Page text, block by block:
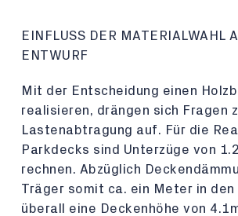
EINFLUSS DER MATERIALWAHL
ENTWURF
Mit der Entscheidung einen
realisieren, drängen sich Fragen
Lastenabtragung auf. Für die
Parkdecks sind Unterzüge von
rechnen. Abzüglich
Träger somit ca. ein Meter in den
überall eine Deckenhöhe von